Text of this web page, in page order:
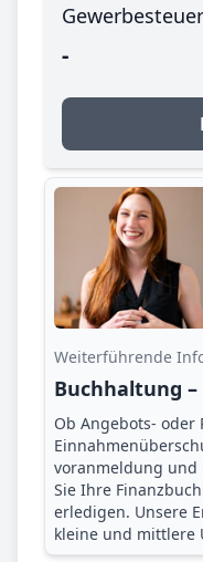
-
Weiterführende
Buchhaltung
Ob Angebots-
voranmeldung und
Sie Ihre
erledigen. Unsere
kleine und mittlere